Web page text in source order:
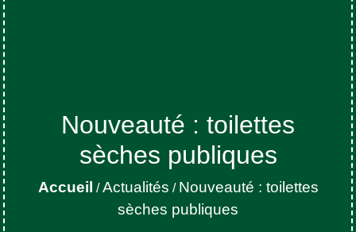
Nouveauté : toilettes
sèches publiques
Accueil /Actualités / Nouveauté : toilettes
sèches publiques